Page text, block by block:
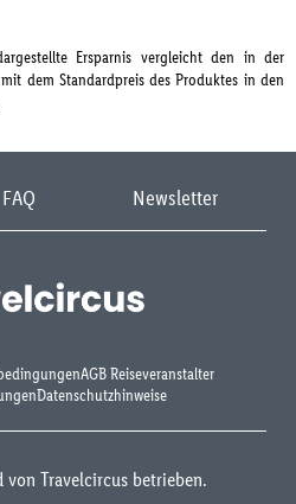
Ersparnis vergleicht den in der
dem Standardpreis des Produktes in den
FAQ Newsletter
AGB Reiseveranstalter
Datenschutzhinweise
von Travelcircus betrieben.